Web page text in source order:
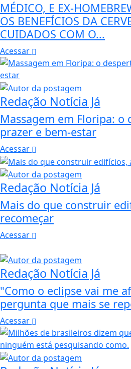
MÉDICO, E EX-
OS BENEFÍCIOS DA
CUIDADOS COM O...
Acessar
Redação Notícia Já
Massagem em Floripa: o
prazer e bem-estar
Acessar
Redação Notícia Já
Mais do que construir
recomeçar
Acessar
Redação Notícia Já
"Como o eclipse vai me
pergunta que mais se
Acessar